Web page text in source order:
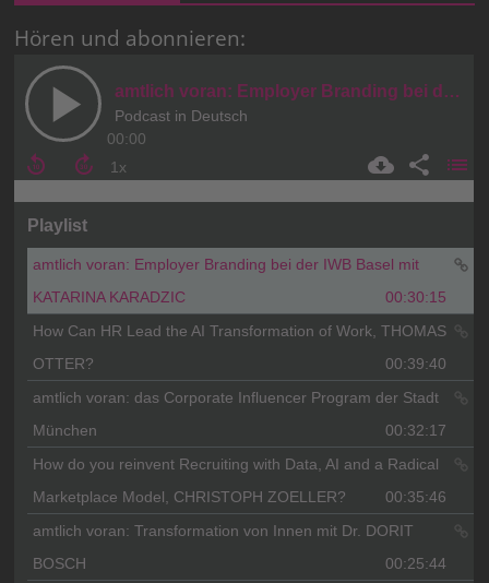
Hören und abonnieren: